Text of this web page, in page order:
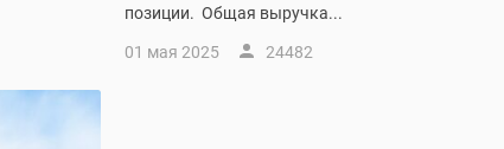
позиции. Общая выручка...
01 мая 2025 24482